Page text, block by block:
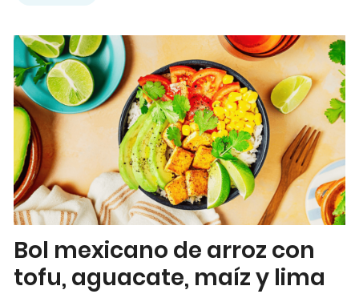
Bol mexicano de arroz con
tofu, aguacate, maíz y lima